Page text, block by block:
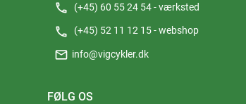
phone (+45) 60 55 24 54 - værksted
phone (+45) 52 11 12 15 - webshop
mail info@vigcykler.dk
FØLG OS